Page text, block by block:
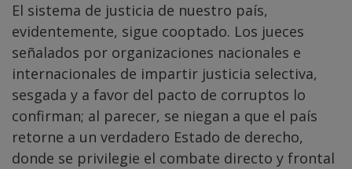
El sistema de justicia de nuestro país,
evidentemente, sigue cooptado. Los jueces
señalados por organizaciones nacionales e
internacionales de impartir justicia selectiva,
sesgada y a favor del pacto de corruptos lo
confirman; al parecer, se niegan a que el país
retorne a un verdadero Estado de derecho,
donde se privilegie el combate directo y frontal